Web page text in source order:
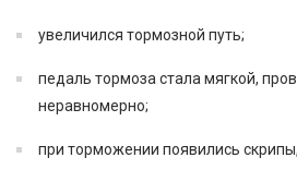
увеличился тормозной путь;
педаль тормоза стала мягкой,
неравномерно;
при торможении появились